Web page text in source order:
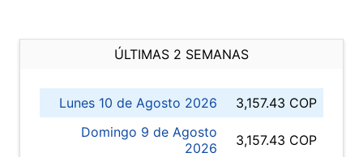
ÚLTIMAS 2 SEMANAS
Lunes 10 de Agosto 2026
3,157.43 COP
Domingo 9 de Agosto
2026
3,157.43 COP